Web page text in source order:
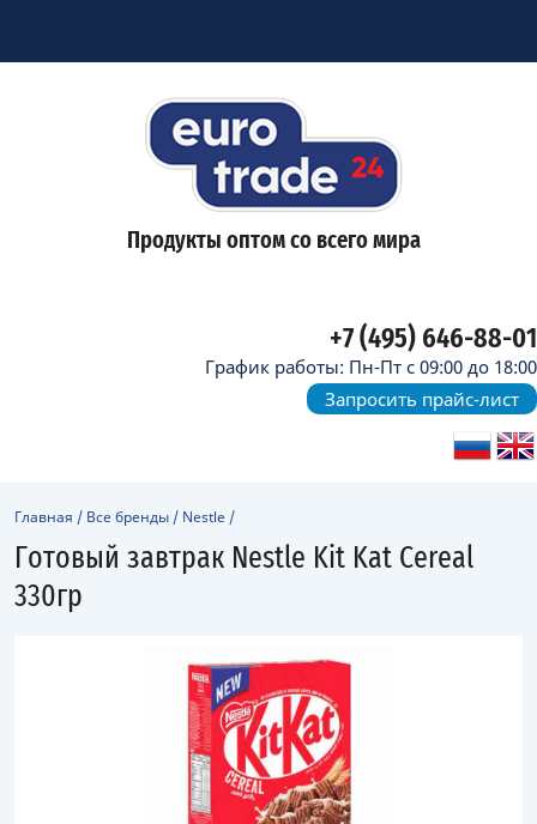
Продукты оптом со всего мира
+7 (495) 646-88-01
График работы: Пн-Пт с 09:00 до 18:00
Запросить прайс-лист
Главная / Все бренды / Nestle /
Готовый завтрак Nestle Kit Kat Cereal
330гр